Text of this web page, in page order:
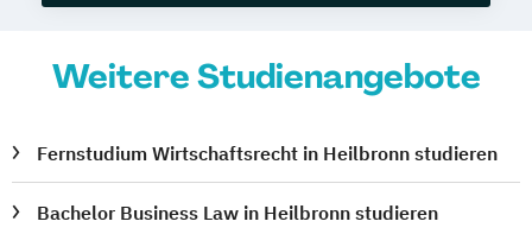
Weitere Studienangebote
Fernstudium Wirtschaftsrecht in Heilbronn studieren
Bachelor Business Law in Heilbronn studieren